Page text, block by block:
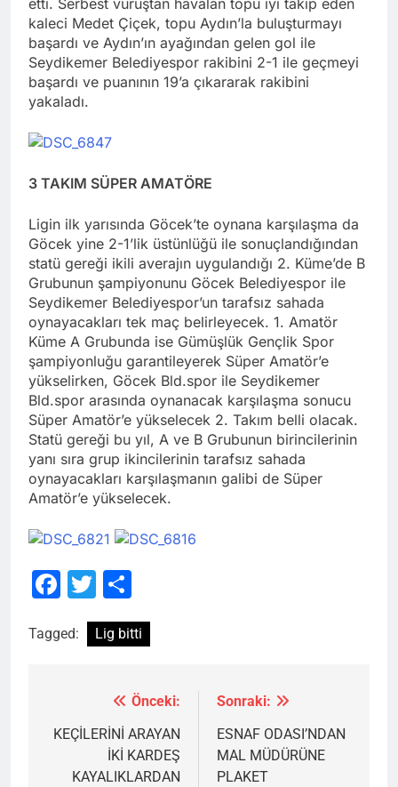
kaleci Medet Çiçek, topu Aydın’la buluşturmayı
başardı ve Aydın’ın ayağından gelen gol ile
Seydikemer Belediyespor rakibini 2-1 ile geçmeyi
başardı ve puanının 19’a çıkararak rakibini
yakaladı.
3 TAKIM SÜPER AMATÖRE
Ligin ilk yarısında Göcek’te oynana karşılaşma da
Göcek yine 2-1’lik üstünlüğü ile sonuçlandığından
statü gereği ikili averajın uygulandığı 2. Küme’de B
Grubunun şampiyonunu Göcek Belediyespor ile
Seydikemer Belediyespor’un tarafsız sahada
oynayacakları tek maç belirleyecek. 1. Amatör
Küme A Grubunda ise Gümüşlük Gençlik Spor
şampiyonluğu garantileyerek Süper Amatör’e
yükselirken, Göcek Bld.spor ile Seydikemer
Bld.spor arasında oynanacak karşılaşma sonucu
Süper Amatör’e yükselecek 2. Takım belli olacak.
Statü gereği bu yıl, A ve B Grubunun birincilerinin
yanı sıra grup ikincilerinin tarafsız sahada
oynayacakları karşılaşmanın galibi de Süper
Amatör’e yükselecek.
Facebook
Twitter
Tagged: Lig bitti
gezinmesi
Önceki:
KEÇİLERİNİ ARAYAN
İKİ KARDEŞ
KAYALIKLARDAN
Sonraki:
ESNAF ODASI’NDAN
MAL MÜDÜRÜNE
PLAKET